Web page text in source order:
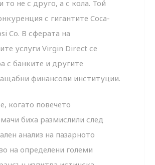
то не с друго, а с кола. Той
с гигантите Coca-
Co. В сферата на
услуги Virgin Direct се
с банките и другите
финансови институции.
когато повечето
биха размислили след
анализ на пазарното
на определени големи